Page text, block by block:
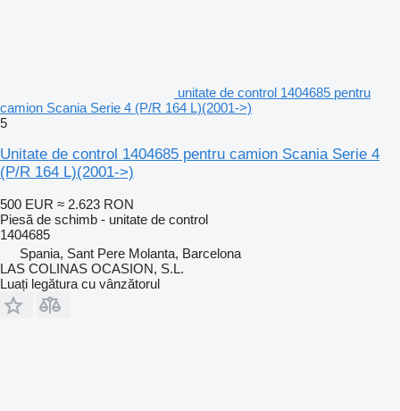
unitate de control 1404685 pentru
camion Scania Serie 4 (P/R 164 L)(2001->)
5
Unitate de control 1404685 pentru camion Scania Serie 4
(P/R 164 L)(2001->)
500 EUR ≈ 2.623 RON
Piesă de schimb - unitate de control
1404685
Spania, Sant Pere Molanta, Barcelona
LAS COLINAS OCASION, S.L.
Luați legătura cu vânzătorul